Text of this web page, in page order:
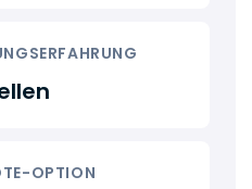
OPTION